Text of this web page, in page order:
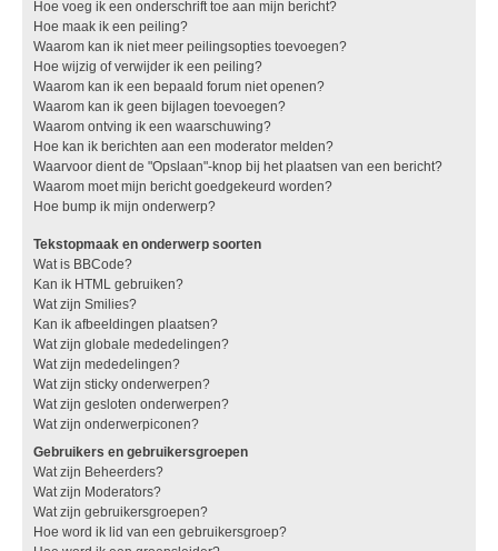
Hoe voeg ik een onderschrift toe aan mijn bericht?
Hoe maak ik een peiling?
Waarom kan ik niet meer peilingsopties toevoegen?
Hoe wijzig of verwijder ik een peiling?
Waarom kan ik een bepaald forum niet openen?
Waarom kan ik geen bijlagen toevoegen?
Waarom ontving ik een waarschuwing?
Hoe kan ik berichten aan een moderator melden?
Waarvoor dient de "Opslaan"-knop bij het plaatsen van een bericht?
Waarom moet mijn bericht goedgekeurd worden?
Hoe bump ik mijn onderwerp?
Tekstopmaak en onderwerp soorten
Wat is BBCode?
Kan ik HTML gebruiken?
Wat zijn Smilies?
Kan ik afbeeldingen plaatsen?
Wat zijn globale mededelingen?
Wat zijn mededelingen?
Wat zijn sticky onderwerpen?
Wat zijn gesloten onderwerpen?
Wat zijn onderwerpiconen?
Gebruikers en gebruikersgroepen
Wat zijn Beheerders?
Wat zijn Moderators?
Wat zijn gebruikersgroepen?
Hoe word ik lid van een gebruikersgroep?